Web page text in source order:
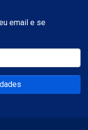
email e se